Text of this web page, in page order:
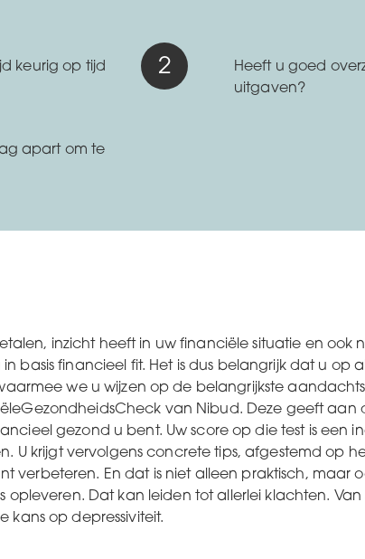
keurig op tijd
Heeft u goed
uitgaven?
apart om te
inzicht heeft in uw financiële situatie en ook
basis financieel fit. Het is dus belangrijk dat u op
we u wijzen op de belangrijkste
van Nibud. Deze geeft aan
gezond u bent. Uw score op die test is een
U krijgt vervolgens concrete tips, afgestemd op
verbeteren. En dat is niet alleen praktisch, maar
opleveren. Dat kan leiden tot allerlei klachten.
kans op depressiviteit.